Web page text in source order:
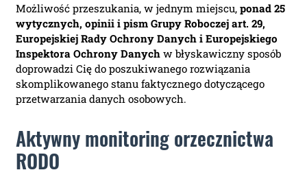
Możliwość przeszukania, w jednym miejscu, ponad 25
wytycznych, opinii i pism Grupy Roboczej art. 29,
Europejskiej Rady Ochrony Danych i Europejskiego
Inspektora Ochrony Danych w błyskawiczny sposób
doprowadzi Cię do poszukiwanego rozwiązania
skomplikowanego stanu faktycznego dotyczącego
przetwarzania danych osobowych.
Aktywny monitoring orzecznictwa
RODO